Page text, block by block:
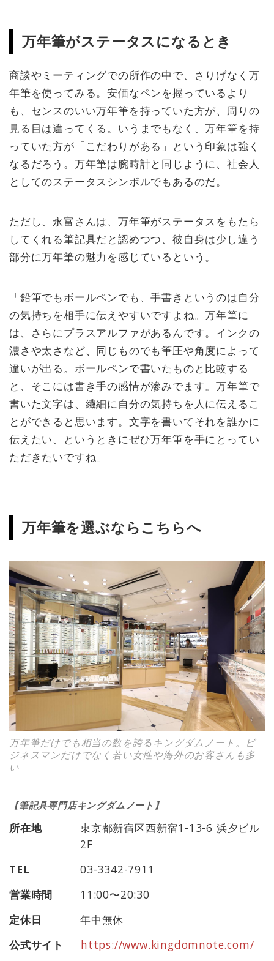
万年筆がステータスになるとき
商談やミーティングでの所作の中で、さりげなく万
年筆を使ってみる。安価なペンを握っているより
も、センスのいい万年筆を持っていた方が、周りの
見る目は違ってくる。いうまでもなく、万年筆を持
っていた方が「こだわりがある」という印象は強く
なるだろう。万年筆は腕時計と同じように、社会人
としてのステータスシンボルでもあるのだ。
ただし、永富さんは、万年筆がステータスをもたら
してくれる筆記具だと認めつつ、彼自身は少し違う
部分に万年筆の魅力を感じているという。
「鉛筆でもボールペンでも、手書きというのは自分
の気持ちを相手に伝えやすいですよね。万年筆に
は、さらにプラスアルファがあるんです。インクの
濃さや太さなど、同じものでも筆圧や角度によって
違いが出る。ボールペンで書いたものと比較する
と、そこには書き手の感情が滲みでます。万年筆で
書いた文字は、繊細に自分の気持ちを人に伝えるこ
とができると思います。文字を書いてそれを誰かに
伝えたい、というときにぜひ万年筆を手にとってい
ただきたいですね」
万年筆を選ぶならこちらへ
万年筆だけでも相当の数を誇るキングダムノート。ビ
ジネスマンだけでなく若い女性や海外のお客さんも多
い
所在地
東京都新宿区西新宿1-13-6 浜夕ビル
2F
TEL
03-3342-7911
営業時間
11:00〜20:30
定休日
年中無休
公式サイト
https://www.kingdomnote.com/
【筆記具専門店キングダムノート】